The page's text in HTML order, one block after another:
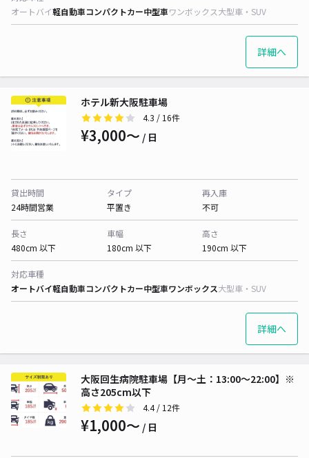
オートバイ軽自動車コンパクトカー中型車ワンボックス大型車・SUV
詳細へ
ホテル新大阪駐車場
4.3 / 16件
¥3,000〜 / 日
貸出時間
24時間営業
タイプ
平置き
再入庫
不可
長さ
480cm 以下
車幅
180cm 以下
高さ
190cm 以下
対応車種
オートバイ軽自動車コンパクトカー中型車ワンボックス大型車・SUV
詳細へ
大阪回生病院駐車場【月〜土：13:00～22:00】※
高さ205cm以下
4.4/ 12件
¥1,000〜 / 日